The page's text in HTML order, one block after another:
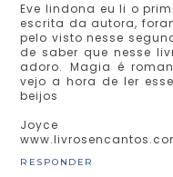
Eve lindona eu li o
escrita da autora,
pelo visto nesse
de saber que nesse
adoro. Magia é
vejo a hora de ler
beijos
Joyce
RESPONDER